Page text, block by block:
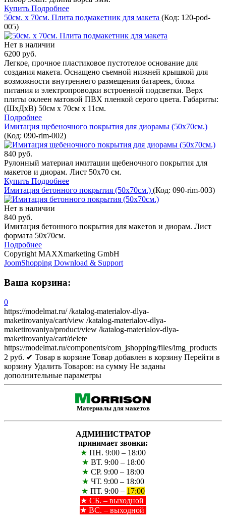
Купить Подробнее
50см. х 70см. Плита подмакетник для макета (Код: 120-pod-
005)
Нет в наличии
6200 руб.
Легкое, прочное пластиковое пустотелое основание для
создания макета. Оснащено съемной нижней крышкой для
возможности внутреннего размещения батареек, блока
питания и электропроводки встроенной подсветки. Верх
плиты оклеен матовой ПВХ пленкой серого цвета. Габариты:
(ШхДхВ) 50см х 70см х 11см.
Подробнее
Имитация щебеночного покрытия для диорамы (50х70см.)
(Код: 090-rim-002)
840 руб.
Рулонный материал имитации щебеночного покрытия для
макетов и диорам. Лист 50х70 см.
Купить Подробнее
Имитация бетонного покрытия (50х70см.) (Код: 090-rim-003)
Нет в наличии
840 руб.
Имитация бетонного покрытия для макетов и диорам. Лист
формата 50х70см.
Подробнее
Copyright MAXXmarketing GmbH
JoomShopping Download & Support
Ваша корзина:
0
https://modelmat.ru/ /katalog-materialov-dlya-
maketirovaniya/cart/view /katalog-materialov-dlya-
maketirovaniya/product/view /katalog-materialov-dlya-
maketirovaniya/cart/delete
https://modelmat.ru/components/com_jshopping/files/img_products
2 руб. ✔ Товар в корзине Товар добавлен в корзину Перейти в
корзину Удалить Товаров: на сумму Не заданы
дополнительные параметры
Материалы для макетов
АДМИНИСТРАТОР
принимает звонки:
★ ПН. 9:00 – 18:00
★ ВТ. 9:00 – 18:00
★ СР. 9:00 – 18:00
★ ЧТ. 9:00 – 18:00
★ ПТ. 9:00 – 17:00
★ СБ. – выходной
★ ВС. – выходной